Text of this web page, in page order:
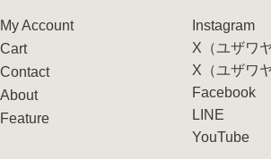
My Account
Cart
Contact
About
Feature
Instagram
X（ユザワ
X（ユザワ
Facebook
LINE
YouTube